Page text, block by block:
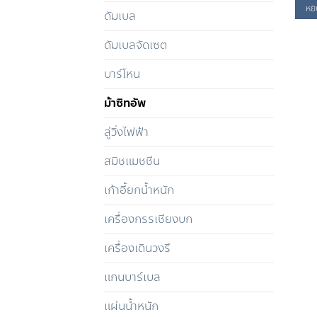
ดัมเบล
ดัมเบลจัดเซต
บาร์โหน
ม้าซิทอัพ
ลู่วิ่งไฟฟ้า
สมิชแมชชีน
เก้าอี้ยกน้ำหนัก
เครื่องกรรเชียงบก
เครื่องเดินวงรี
แกนบาร์เบล
แผ่นน้ำหนัก
ห